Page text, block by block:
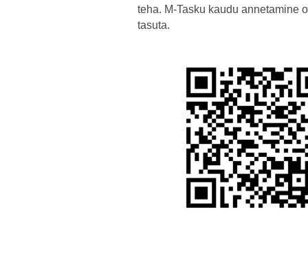
teha. M-Tasku kaudu annetamine
tasuta.